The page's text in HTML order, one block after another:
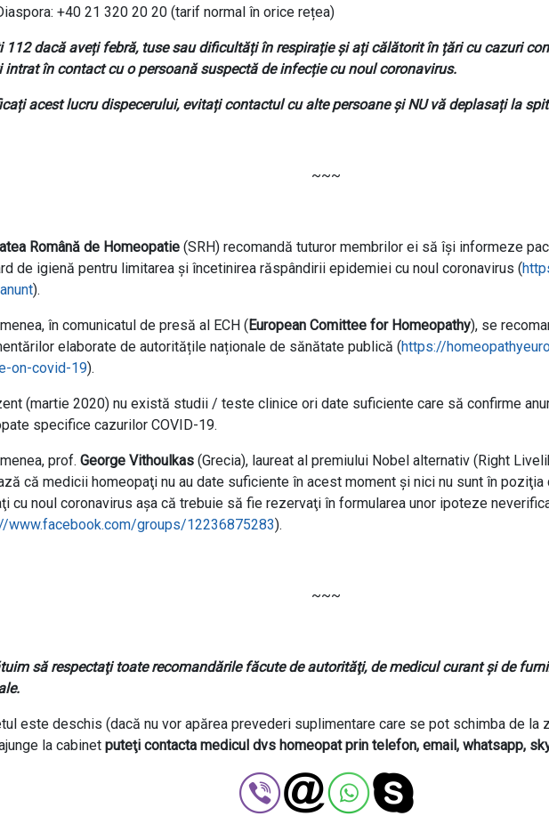
+40 21 320 20 20 (tarif normal în orice rețea)
112 dacă aveți febră, tuse sau dificultăți în respirație și ați călătorit în țări cu cazuri
intrat în contact cu o persoană suspectă de infecție cu noul coronavirus.
acest lucru dispecerului, evitați contactul cu alte persoane şi NU vă deplasați la
~~~
Română de Homeopatie (SRH) recomandă tuturor membrilor ei să își informeze
de igienă pentru limitarea și încetinirea răspândirii epidemiei cu noul coronavirus (
).
în comunicatul de presă al ECH (European Comittee for Homeopathy), se
elaborate de autoritățile naționale de sănătate publică (https://
on-covid-19).
(martie 2020) nu există studii / teste clinice ori date suficiente care să confirme
specifice cazurilor COVID-19.
prof. George Vithoulkas (Grecia), laureat al premiului Nobel alternativ (Right
că medicii homeopaţi nu au date suficiente în acest moment şi nici nu sunt în poziţia
cu noul coronavirus aşa că trebuie să fie rezervaţi în formularea unor ipoteze
www.facebook.com/groups/12236875283).
~~~
să respectaţi toate recomandările făcute de autorităţi, de medicul curant şi de
este deschis (dacă nu vor apărea prevederi suplimentare care se pot schimba de la
la cabinet puteţi contacta medicul dvs homeopat prin telefon, email, whatsapp,